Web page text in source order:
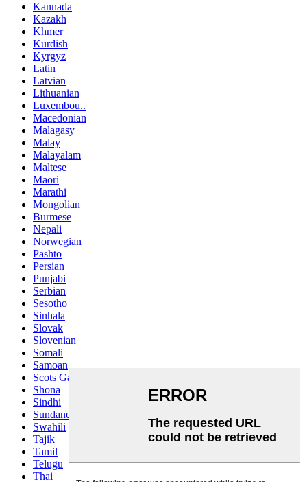
Kannada
Kazakh
Khmer
Kurdish
Kyrgyz
Latin
Latvian
Lithuanian
Luxembou..
Macedonian
Malagasy
Malay
Malayalam
Maltese
Maori
Marathi
Mongolian
Burmese
Nepali
Norwegian
Pashto
Persian
Punjabi
Serbian
Sesotho
Sinhala
Slovak
Slovenian
Somali
Samoan
Scots Gaelic
Shona
Sindhi
Sundanese
Swahili
Tajik
Tamil
Telugu
Thai